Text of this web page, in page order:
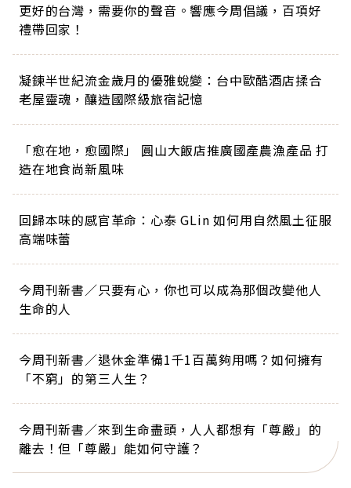
更好的台灣，需要你的聲音。響應今周倡議，百項好
禮帶回家！
凝鍊半世紀流金歲月的優雅蛻變：台中歐酷酒店揉合
老屋靈魂，釀造國際級旅宿記憶
「愈在地，愈國際」 圓山大飯店推廣國產農漁產品 打
造在地食尚新風味
回歸本味的感官革命：心泰 GLin 如何用自然風土征服
高端味蕾
今周刊新書／只要有心，你也可以成為那個改變他人
生命的人
今周刊新書／退休金準備1千1百萬夠用嗎？如何擁有
「不窮」的第三人生？
今周刊新書／來到生命盡頭，人人都想有「尊嚴」的
離去！但「尊嚴」能如何守護？